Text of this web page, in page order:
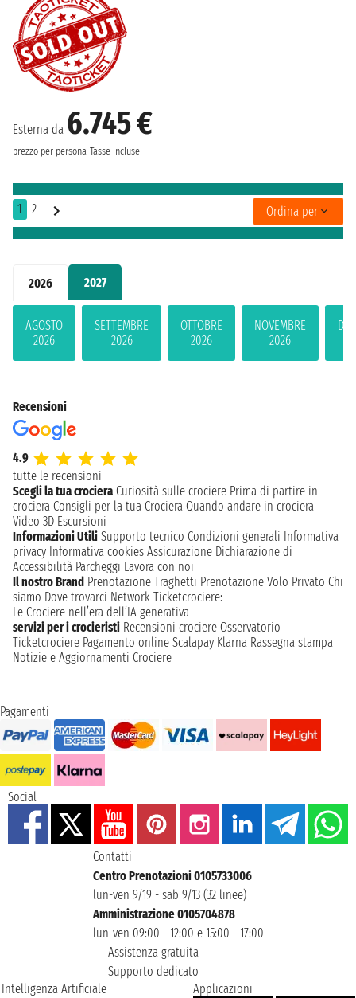
2026 2027
AGOSTO
2026
SETTEMBRE
2026
OTTOBRE
2026
NOVEMBRE
2026
Esterna da 6.745 €
prezzo per persona Tasse incluse
1 2 Ordina per
Recensioni
4.9
tutte le recensioni
Scegli la tua crociera Curiosità sulle crociere Prima di partire in
crociera Consigli per la tua Crociera Quando andare in crociera
Video 3D Escursioni
Informazioni Utili Supporto tecnico Condizioni generali Informativa
privacy Informativa cookies Assicurazione Dichiarazione di
Accessibilità Parcheggi Lavora con noi
Il nostro Brand Prenotazione Traghetti Prenotazione Volo Privato Chi
siamo Dove trovarci Network Ticketcrociere:
Le Crociere nell’era dell’IA generativa
servizi per i crocieristi Recensioni crociere Osservatorio
Ticketcrociere Pagamento online Scalapay Klarna Rassegna stampa
Notizie e Aggiornamenti Crociere
Pagamenti
Social
Contatti
Centro Prenotazioni 0105733006
lun-ven 9/19 - sab 9/13 (32 linee)
Amministrazione 0105704878
lun-ven 09:00 - 12:00 e 15:00 - 17:00
Assistenza gratuita
Supporto dedicato
Intelligenza Artificiale
Applicazioni